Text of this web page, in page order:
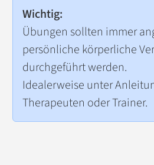
Wichtig:
Übungen sollten immer
persönliche körperliche
durchgeführt werden.
Idealerweise unter
Therapeuten oder Trainer.